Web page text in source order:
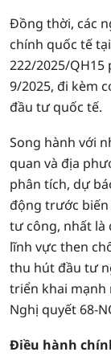
Đồng thời, các
chính quốc tế
222/2025/
9/2025, đi kèm
đầu tư quốc tế.
Song hành với
quan và địa
phân tích, dự
động trước biến
tư công, nhất là
lĩnh vực then
thu hút đầu tư
triển khai mạnh
Nghị quyết 68-
Điều hành